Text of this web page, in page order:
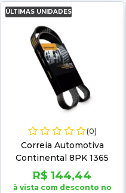
ÚLTIMAS UNIDADES
(0)
Correia Automotiva
Continental 8PK 1365
R$ 144,44
à vista com desconto no